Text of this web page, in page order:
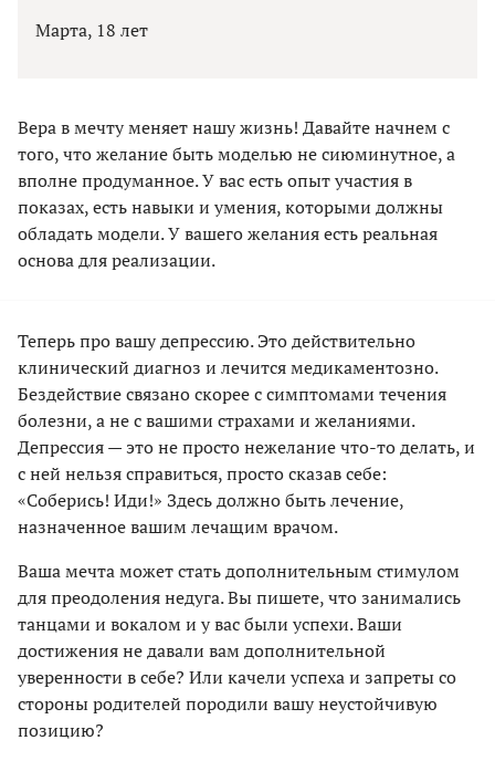
Марта, 18 лет
Вера в мечту меняет нашу жизнь! Давайте начнем с
того, что желание быть моделью не сиюминутное, а
вполне продуманное. У вас есть опыт участия в
показах, есть навыки и умения, которыми должны
обладать модели. У вашего желания есть реальная
основа для реализации.
Теперь про вашу депрессию. Это действительно
клинический диагноз и лечится медикаментозно.
Бездействие связано скорее с симптомами течения
болезни, а не с вашими страхами и желаниями.
Депрессия — это не просто нежелание что-то делать, и
с ней нельзя справиться, просто сказав себе:
«Соберись! Иди!» Здесь должно быть лечение,
назначенное вашим лечащим врачом.
Ваша мечта может стать дополнительным стимулом
для преодоления недуга. Вы пишете, что занимались
танцами и вокалом и у вас были успехи. Ваши
достижения не давали вам дополнительной
уверенности в себе? Или качели успеха и запреты со
стороны родителей породили вашу неустойчивую
позицию?